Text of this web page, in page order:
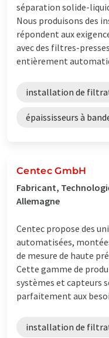
séparation solide-
Nous produisons des
répondent aux
avec des filtres-
entièrement
installation de
épaississeurs à
Centec GmbH
Fabricant,
Allemagne
Centec propose des
automatisées,
de mesure de haute
Cette gamme de
systèmes et capteurs
parfaitement aux
installation de